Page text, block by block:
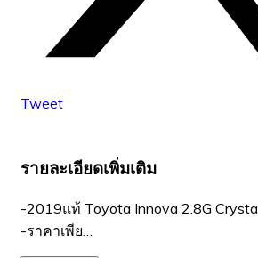
Tweet
รายละเอียดเพิ่มเติม
-2019แท้ Toyota Innova 2.8G Crysta
-ราคาเพีย…